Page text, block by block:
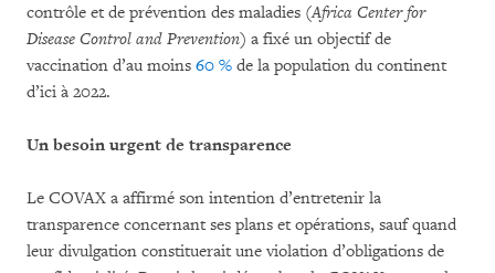
contrôle et de prévention des maladies (Africa Center for
Disease Control and Prevention) a fixé un objectif de
vaccination d’au moins 60 % de la population du continent
d’ici à 2022.
Un besoin urgent de transparence
Le COVAX a affirmé son intention d’entretenir la
transparence concernant ses plans et opérations, sauf quand
leur divulgation constituerait une violation d’obligations de